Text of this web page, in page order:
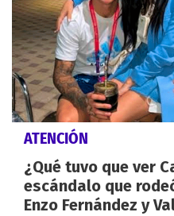
ATENCIÓN
¿Qué tuvo que ver
escándalo que
Enzo Fernández y